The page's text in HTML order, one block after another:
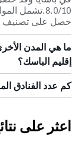
8.0/10.تشمل
حصل على تصنيف 9.1 من اصل 821 من تقييمات المستخدمين
ما هي المدن
إقليم الباسك؟
كم عدد الفنادق
اعثر على